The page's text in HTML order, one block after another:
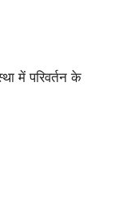
में परिवर्तन के